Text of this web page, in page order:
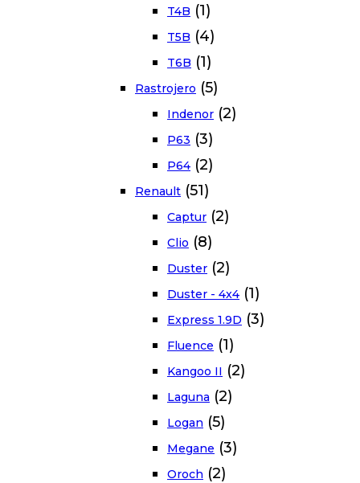
T4B (1)
T5B (4)
T6B (1)
Rastrojero (5)
Indenor (2)
P63 (3)
P64 (2)
Renault (51)
Captur (2)
Clio (8)
Duster (2)
Duster - 4x4 (1)
Express 1.9D (3)
Fluence (1)
Kangoo II (2)
Laguna (2)
Logan (5)
Megane (3)
Oroch (2)